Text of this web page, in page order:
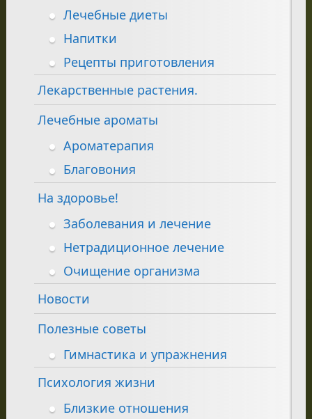
Лечебные диеты
Напитки
Рецепты приготовления
Лекарственные растения.
Лечебные ароматы
Ароматерапия
Благовония
На здоровье!
Заболевания и лечение
Нетрадиционное лечение
Очищение организма
Новости
Полезные советы
Гимнастика и упражнения
Психология жизни
Близкие отношения